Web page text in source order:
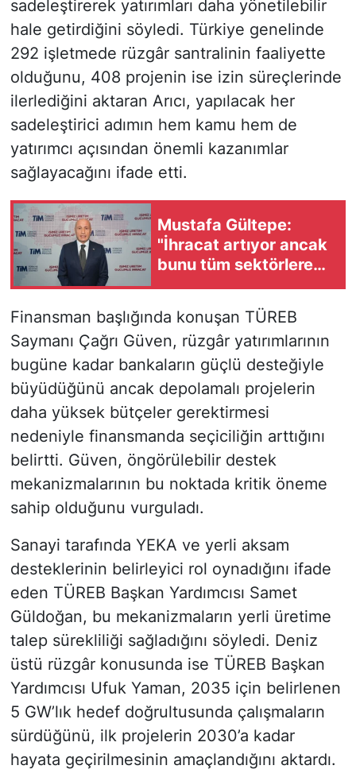
sadeleştirerek yatırımları daha yönetilebilir
hale getirdiğini söyledi. Türkiye genelinde
292 işletmede rüzgâr santralinin faaliyette
olduğunu, 408 projenin ise izin süreçlerinde
ilerlediğini aktaran Arıcı, yapılacak her
sadeleştirici adımın hem kamu hem de
yatırımcı açısından önemli kazanımlar
sağlayacağını ifade etti.
Mustafa Gültepe:
"İhracat artıyor ancak
bunu tüm sektörlere
Finansman başlığında konuşan TÜREB
Saymanı Çağrı Güven, rüzgâr yatırımlarının
bugüne kadar bankaların güçlü desteğiyle
büyüdüğünü ancak depolamalı projelerin
daha yüksek bütçeler gerektirmesi
nedeniyle finansmanda seçiciliğin arttığını
belirtti. Güven, öngörülebilir destek
mekanizmalarının bu noktada kritik öneme
sahip olduğunu vurguladı.
Sanayi tarafında YEKA ve yerli aksam
desteklerinin belirleyici rol oynadığını ifade
eden TÜREB Başkan Yardımcısı Samet
Güldoğan, bu mekanizmaların yerli üretime
talep sürekliliği sağladığını söyledi. Deniz
üstü rüzgâr konusunda ise TÜREB Başkan
Yardımcısı Ufuk Yaman, 2035 için belirlenen
5 GW’lık hedef doğrultusunda çalışmaların
sürdüğünü, ilk projelerin 2030’a kadar
hayata geçirilmesinin amaçlandığını aktardı.